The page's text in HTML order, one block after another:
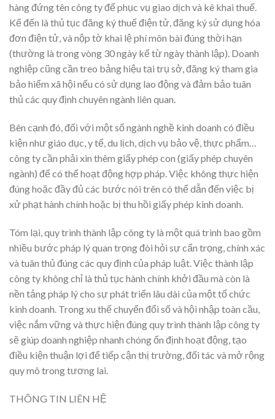
hàng đứng tên công ty để phục vụ giao dịch và kê khai thuế.
Kế đến là thủ tục đăng ký thuế điện tử, đăng ký sử dụng hóa
đơn điện tử, và nộp tờ khai lệ phí môn bài đúng thời hạn
(thường là trong vòng 30 ngày kể từ ngày thành lập). Doanh
nghiệp cũng cần treo bảng hiệu tại trụ sở, đăng ký tham gia
bảo hiểm xã hội nếu có sử dụng lao động và đảm bảo tuân
thủ các quy định chuyên ngành liên quan.
Bên cạnh đó, đối với một số ngành nghề kinh doanh có điều
kiện như giáo dục, y tế, du lịch, dịch vụ bảo vệ, thực phẩm…
công ty cần phải xin thêm giấy phép con (giấy phép chuyên
ngành) để có thể hoạt động hợp pháp. Việc không thực hiện
đúng hoặc đầy đủ các bước nói trên có thể dẫn đến việc bị
xử phạt hành chính hoặc bị thu hồi giấy phép kinh doanh.
Tóm lại, quy trình thành lập công ty là một quá trình bao gồm
nhiều bước pháp lý quan trọng đòi hỏi sự cẩn trọng, chính xác
và tuân thủ đúng các quy định của pháp luật. Việc thành lập
công ty không chỉ là thủ tục hành chính khởi đầu mà còn là
nền tảng pháp lý cho sự phát triển lâu dài của một tổ chức
kinh doanh. Trong xu thế chuyển đổi số và hội nhập toàn cầu,
việc nắm vững và thực hiện đúng quy trình thành lập công ty
sẽ giúp doanh nghiệp nhanh chóng ổn định hoạt động, tạo
điều kiện thuận lợi để tiếp cận thị trường, đối tác và mở rộng
quy mô trong tương lai.
THÔNG TIN LIÊN HỆ